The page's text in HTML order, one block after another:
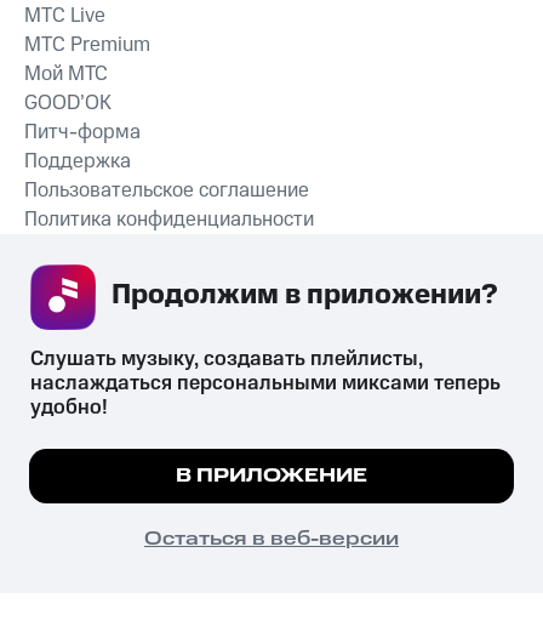
СКАЧАТЬ ПРИЛОЖЕНИЕ
MTС Live
MTС Premium
Мой МТС
GOOD’OK
Питч-форма
Поддержка
Пользовательское соглашение
Политика конфиденциальности
психотропных веществ, их аналогов причиняет вред здоровью,
их незаконный оборот запрещён и влечёт установленную
законодательством ответственность.
© 2026 ООО «КИОН».
Все права защищены
Мы используем куки, чтобы на сайте все
Подробнее
ПОНЯТНО
Слушать музыку, создавать плейлисты,
наслаждаться персональными миксами теперь
удобно!
В ПРИЛОЖЕНИЕ
Остаться в веб-версии